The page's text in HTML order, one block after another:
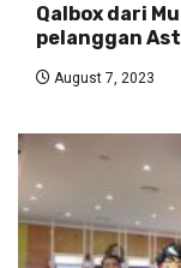
Qalbox dari
pelanggan
August 7, 2023